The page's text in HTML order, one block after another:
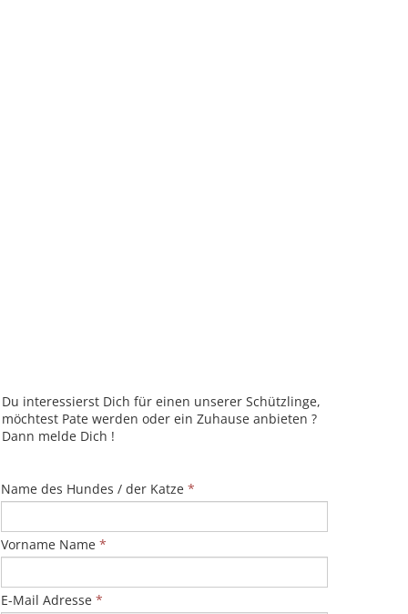
interessierst Dich für einen unserer Schützlinge,
Pate werden oder ein Zuhause anbieten ?
melde Dich !
Name des Hundes / der Katze *
Vorname Name *
E-Mail Adresse *